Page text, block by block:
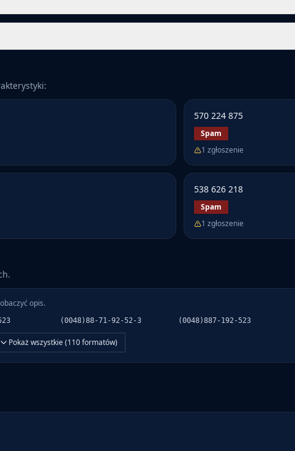
570 224 875
Spam
1 zgłoszenie
538 626 218
Spam
1 zgłoszenie
opis.
(0048)88-71-92-52-3 (0048)887-192-523
Pokaż wszystkie (110formatów)